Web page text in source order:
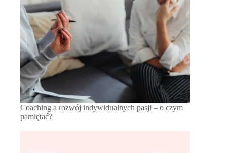
Coaching a rozwój indywidualnych pasji – o czym
pamiętać?